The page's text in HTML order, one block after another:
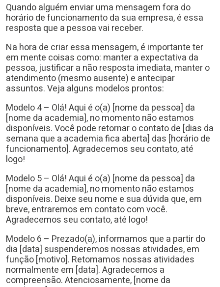
Quando alguém enviar uma mensagem fora do
horário de funcionamento da sua empresa, é essa
resposta que a pessoa vai receber.
Na hora de criar essa mensagem, é importante ter
em mente coisas como: manter a expectativa da
pessoa, justificar a não resposta imediata, manter o
atendimento (mesmo ausente) e antecipar
assuntos. Veja alguns modelos prontos:
Modelo 4 – Olá! Aqui é o(a) [nome da pessoa] da
[nome da academia], no momento não estamos
disponíveis. Você pode retornar o contato de [dias da
semana que a academia fica aberta] das [horário de
funcionamento]. Agradecemos seu contato, até
logo!
Modelo 5 – Olá! Aqui é o(a) [nome da pessoa] da
[nome da academia], no momento não estamos
disponíveis. Deixe seu nome e sua dúvida que, em
breve, entraremos em contato com você.
Agradecemos seu contato, até logo!
Modelo 6 – Prezado(a), informamos que a partir do
dia [data] suspenderemos nossas atividades, em
função [motivo]. Retomamos nossas atividades
normalmente em [data]. Agradecemos a
compreensão. Atenciosamente, [nome da